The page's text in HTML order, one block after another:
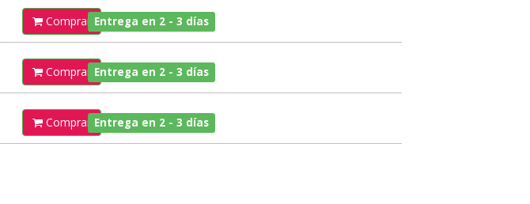
Comprar Entrega en 2 - 3 días
Comprar Entrega en 2 - 3 días
Comprar Entrega en 2 - 3 días